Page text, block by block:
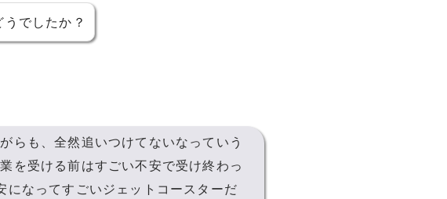
でしたか？
らも、全然追いつけてないなっていう
を受ける前はすごい不安で受け終わっ
なってすごいジェットコースターだ